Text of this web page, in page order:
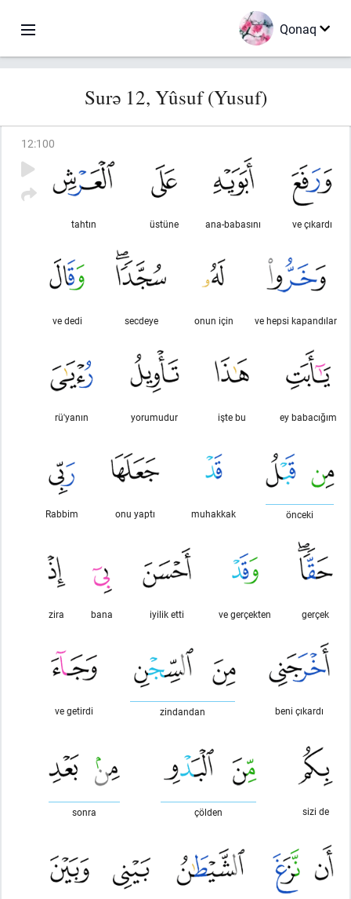
Qonaq
Surə 12, Yûsuf (Yusuf)
12:100
ve çıkardı
ana-babasını
üstüne
tahtın
ve hepsi kapandılar
onun için
secdeye
ve dedi
ey babacığım
işte bu
yorumudur
rü'yanın
önceki
muhakkak
onu yaptı
Rabbim
gerçek
ve gerçekten
iyilik etti
bana
zira
beni çıkardı
zindandan
ve getirdi
sizi de
çölden
sonra